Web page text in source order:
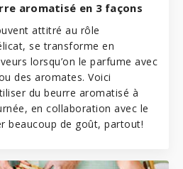
aromatisé en 3 façons
attitré au rôle
se transforme en
lorsqu’on le parfume avec
des aromates. Voici
du beurre aromatisé à
en collaboration avec le
beaucoup de goût, partout!